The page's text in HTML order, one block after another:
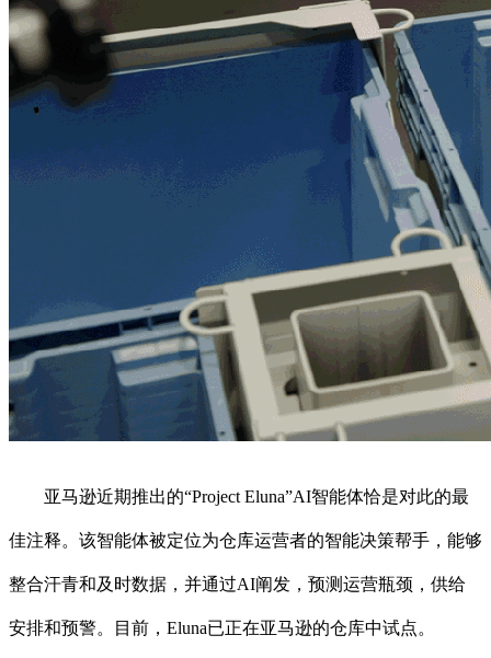
亚马逊近期推出的“Project Eluna”AI智能体恰是对此的最
佳注释。该智能体被定位为仓库运营者的智能决策帮手，能够
整合汗青和及时数据，并通过AI阐发，预测运营瓶颈，供给
安排和预警。目前，Eluna已正在亚马逊的仓库中试点。